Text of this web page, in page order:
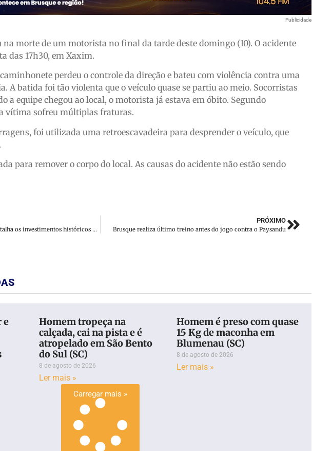
Publicidade
morte de um motorista no final da tarde deste domingo (10). O acidente
das 17h30, em Xaxim.
perdeu o controle da direção e bateu com violência contra uma
A batida foi tão violenta que o veículo quase se partiu ao meio. Socorristas
a equipe chegou ao local, o motorista já estava em óbito. Segundo
vítima sofreu múltiplas fraturas.
foi utilizada uma retroescavadeira para desprender o veículo, que
para remover o corpo do local. As causas do acidente não estão sendo
Secretário da Infraestrutura detalha os investimentos históricos pelo Programa Estrada Boa
PRÓXIMO
Brusque realiza último treino antes do jogo contra o Paysandu
e
Homem tropeça na
calçada, cai na pista e é
atropelado em São Bento
do Sul (SC)
8 de agosto de 2026
Ler mais »
Homem é preso com quase
15 Kg de maconha em
Blumenau (SC)
8 de agosto de 2026
Ler mais »
Carregar mais »